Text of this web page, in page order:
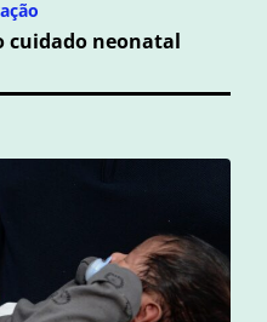
cuidado neonatal